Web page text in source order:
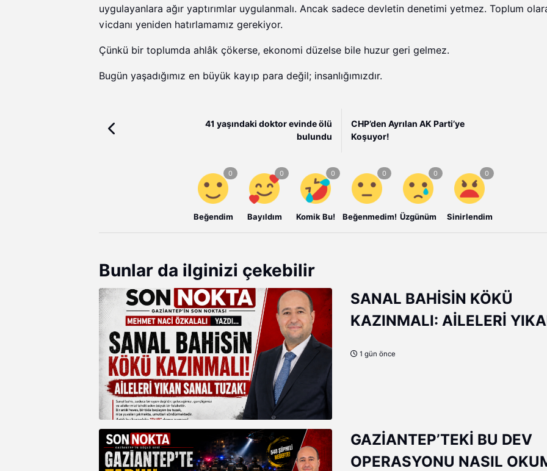
uygulayanlara ağır yaptırımlar uygulanmalı. Ancak sadece devletin denetimi yetmez. Toplum
vicdanı yeniden hatırlamamız gerekiyor.
Çünkü bir toplumda ahlâk çökerse, ekonomi düzelse bile huzur geri gelmez.
Bugün yaşadığımız en büyük kayıp para değil; insanlığımızdır.
41 yaşındaki doktor evinde ölü
bulundu
CHP’den Ayrılan AK Parti’ye
Koşuyor!
Beğendim Bayıldım Komik Bu! Beğenmedim! Üzgünüm Sinirlendim
Bunlar da ilginizi çekebilir
SANAL BAHİSİN KÖKÜ
KAZINMALI: AİLELERİ
1 gün önce
GAZİANTEP’TEKİ BU DEV
OPERASYONU NASIL